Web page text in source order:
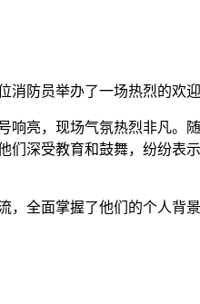
防员举办了一场热烈的欢迎
亮，现场气氛热烈非凡
们深受教育和鼓舞，纷纷
全面掌握了他们的个人背